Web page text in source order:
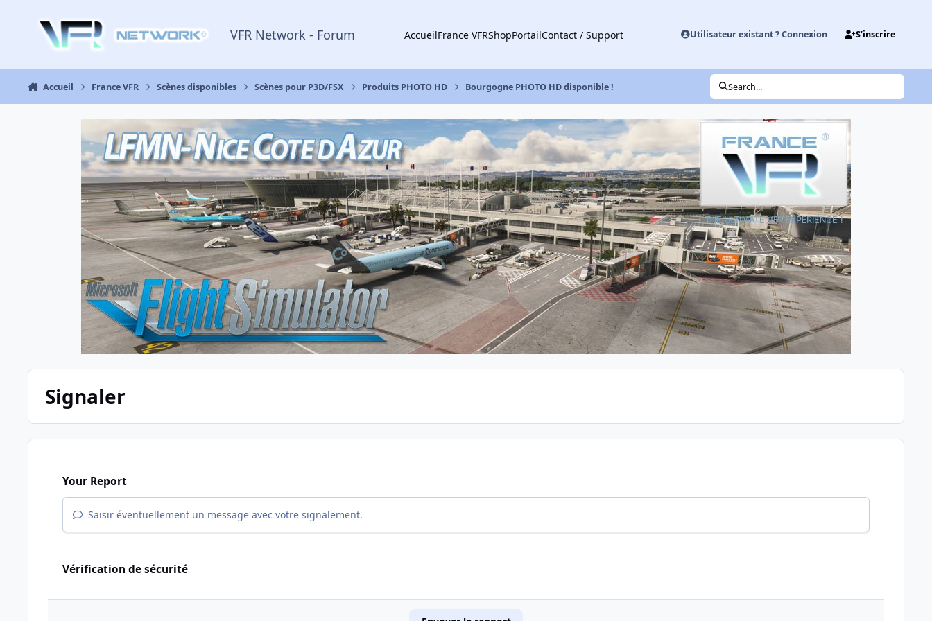
VFR Network - Forum AccueilFrance VFRShopPortailContact / Support Utilisateur existant ? Connexion S’inscrire
Accueil France VFR Scènes disponibles Scènes pour P3D/FSX Produits PHOTO HD Bourgogne PHOTO HD disponible ! Search...
Signaler
Your Report
Saisir éventuellement un message avec votre signalement.
Vérification de sécurité